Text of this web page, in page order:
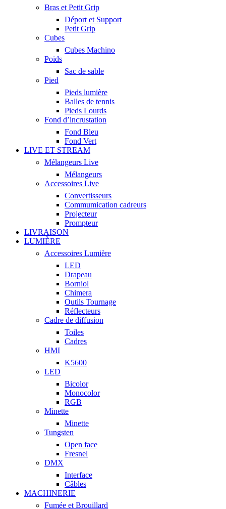
Bras et Petit Grip
Déport et Support
Petit Grip
Cubes
Cubes Machino
Poids
Sac de sable
Pied
Pieds lumière
Balles de tennis
Pieds Lourds
Fond d’incrustation
Fond Bleu
Fond Vert
LIVE ET STREAM
Mélangeurs Live
Mélangeurs
Accessoires Live
Convertisseurs
Commumication cadreurs
Projecteur
Prompteur
LIVRAISON
LUMIÈRE
Accessoires Lumière
LED
Drapeau
Borniol
Chimera
Outils Tournage
Réflecteurs
Cadre de diffusion
Toiles
Cadres
HMI
K5600
LED
Bicolor
Monocolor
RGB
Minette
Minette
Tungsten
Open face
Fresnel
DMX
Interface
Câbles
MACHINERIE
Fumée et Brouillard